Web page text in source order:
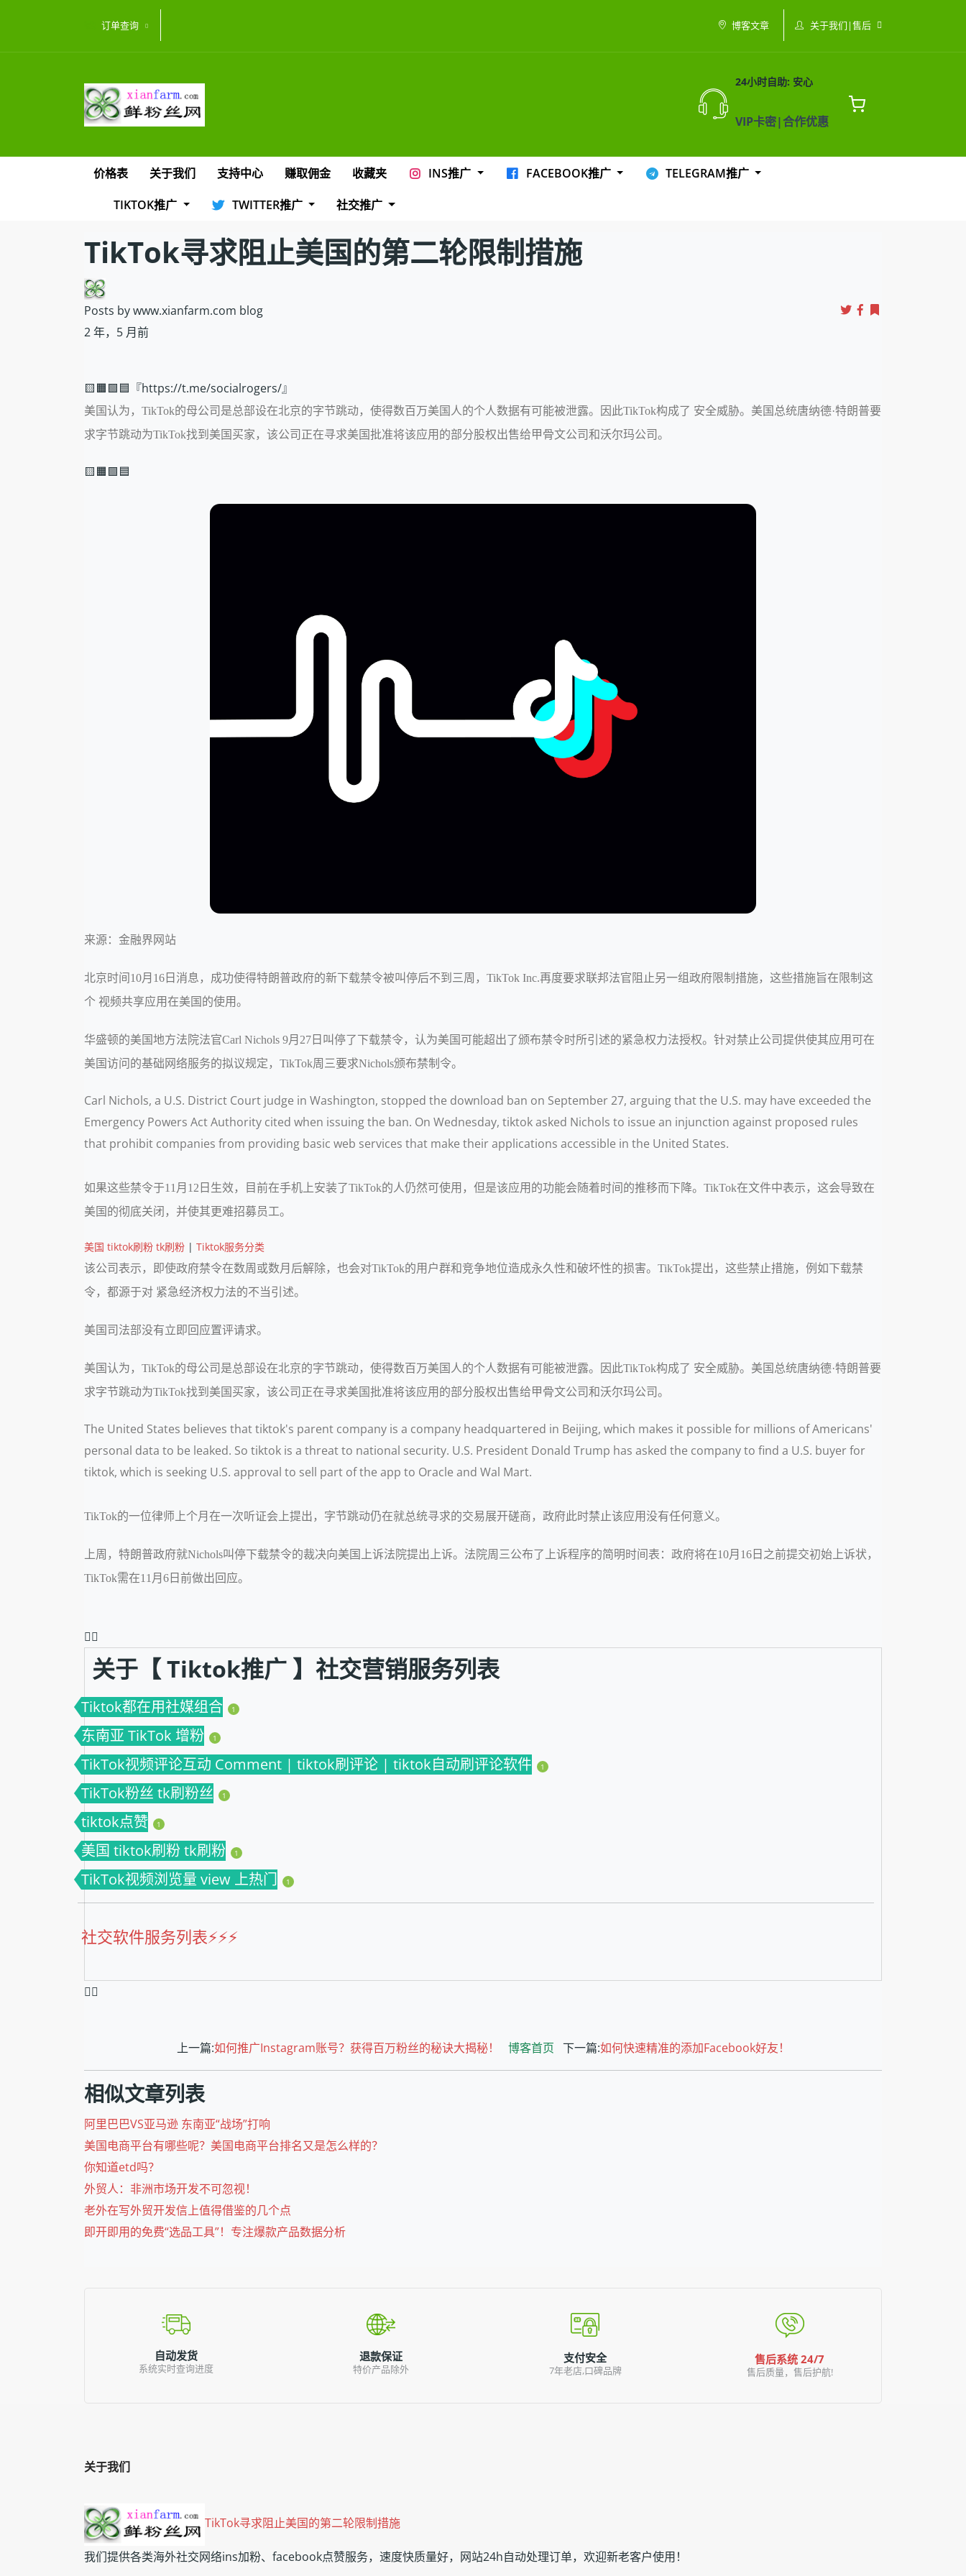
订单查询 博客文章 关于我们|售后
24小时自助: 安心
VIP卡密|合作优惠
价格表 关于我们 支持中心 赚取佣金 收藏夹 INS推广 FACEBOOK推广
TELEGRAM推广
TIKTOK推广
TWITTER推广 社交推广
TikTok寻求阻止美国的第二轮限制措施
Posts by www.xianfarm.com blog
2 年，5 月前
🟨🟧🟩🟦『https://t.me/socialrogers/』
美国认为，TikTok的母公司是总部设在北京的字节跳动，使得数百万美国人的个人数据有可能被泄露。因此TikTok构成了 安全威胁。美国总统唐纳德·特朗普要
求字节跳动为TikTok找到美国买家，该公司正在寻求美国批准将该应用的部分股权出售给甲骨文公司和沃尔玛公司。
🟨🟧🟩🟦
来源：金融界网站
北京时间10月16日消息，成功使得特朗普政府的新下载禁令被叫停后不到三周，TikTok Inc.再度要求联邦法官阻止另一组政府限制措施，这些措施旨在限制这
个 视频共享应用在美国的使用。
华盛顿的美国地方法院法官Carl Nichols 9月27日叫停了下载禁令，认为美国可能超出了颁布禁令时所引述的紧急权力法授权。针对禁止公司提供使其应用可在
美国访问的基础网络服务的拟议规定，TikTok周三要求Nichols颁布禁制令。
Carl Nichols, a U.S. District Court judge in Washington, stopped the download ban on September 27, arguing that the U.S. may have exceeded the
Emergency Powers Act Authority cited when issuing the ban. On Wednesday, tiktok asked Nichols to issue an injunction against proposed rules
that prohibit companies from providing basic web services that make their applications accessible in the United States.
如果这些禁令于11月12日生效，目前在手机上安装了TikTok的人仍然可使用，但是该应用的功能会随着时间的推移而下降。TikTok在文件中表示，这会导致在
美国的彻底关闭，并使其更难招募员工。
美国 tiktok刷粉 tk刷粉 | Tiktok服务分类
该公司表示，即使政府禁令在数周或数月后解除，也会对TikTok的用户群和竞争地位造成永久性和破坏性的损害。TikTok提出，这些禁止措施，例如下载禁
令，都源于对 紧急经济权力法的不当引述。
美国司法部没有立即回应置评请求。
美国认为，TikTok的母公司是总部设在北京的字节跳动，使得数百万美国人的个人数据有可能被泄露。因此TikTok构成了 安全威胁。美国总统唐纳德·特朗普要
求字节跳动为TikTok找到美国买家，该公司正在寻求美国批准将该应用的部分股权出售给甲骨文公司和沃尔玛公司。
The United States believes that tiktok's parent company is a company headquartered in Beijing, which makes it possible for millions of Americans'
personal data to be leaked. So tiktok is a threat to national security. U.S. President Donald Trump has asked the company to find a U.S. buyer for
tiktok, which is seeking U.S. approval to sell part of the app to Oracle and Wal Mart.
TikTok的一位律师上个月在一次听证会上提出，字节跳动仍在就总统寻求的交易展开磋商，政府此时禁止该应用没有任何意义。
上周，特朗普政府就Nichols叫停下载禁令的裁决向美国上诉法院提出上诉。法院周三公布了上诉程序的简明时间表：政府将在10月16日之前提交初始上诉状，
TikTok需在11月6日前做出回应。
❤️‍🔥
关于【 Tiktok推广 】社交营销服务列表
Tiktok都在用社媒组合 1
东南亚 TikTok 增粉 1
TikTok视频评论互动 Comment | tiktok刷评论 | tiktok自动刷评论软件 1
TikTok粉丝 tk刷粉丝 1
tiktok点赞 1
美国 tiktok刷粉 tk刷粉 1
TikTok视频浏览量 view 上热门 1
社交软件服务列表⚡️⚡️⚡️
❤️‍🔥
上一篇:如何推广Instagram账号？获得百万粉丝的秘诀大揭秘！ 博客首页 下一篇:如何快速精准的添加Facebook好友！
相似文章列表
阿里巴巴VS亚马逊 东南亚“战场”打响
美国电商平台有哪些呢？美国电商平台排名又是怎么样的？
你知道etd吗？
外贸人：非洲市场开发不可忽视！
老外在写外贸开发信上值得借鉴的几个点
即开即用的免费“选品工具”！专注爆款产品数据分析
自动发货
系统实时查询进度
退款保证
特价产品除外
支付安全
7年老店,口碑品牌
售后系统 24/7
售后质量，售后护航!
关于我们
TikTok寻求阻止美国的第二轮限制措施
我们提供各类海外社交网络ins加粉、facebook点赞服务，速度快质量好，网站24h自动处理订单，欢迎新老客户使用！